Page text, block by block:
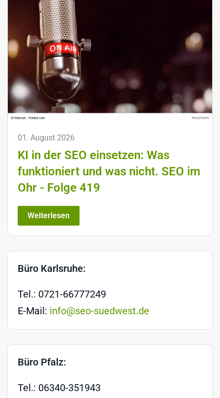
01. August 2026
KI in der SEO einsetzen: Was
funktioniert und was nicht. SEO im
Ohr - Folge 419
Weiterlesen
Büro Karlsruhe:
Tel.: 0721-66777249
E-Mail: info@seo-suedwest.de
Büro Pfalz:
Tel.: 06340-351943